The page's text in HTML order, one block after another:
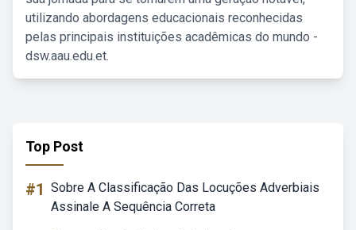
utilizando abordagens educacionais reconhecidas
pelas principais instituições acadêmicas do mundo -
dsw.aau.edu.et.
Top Post
#1 Sobre A Classificação Das Locuções Adverbiais
Assinale A Sequência Correta